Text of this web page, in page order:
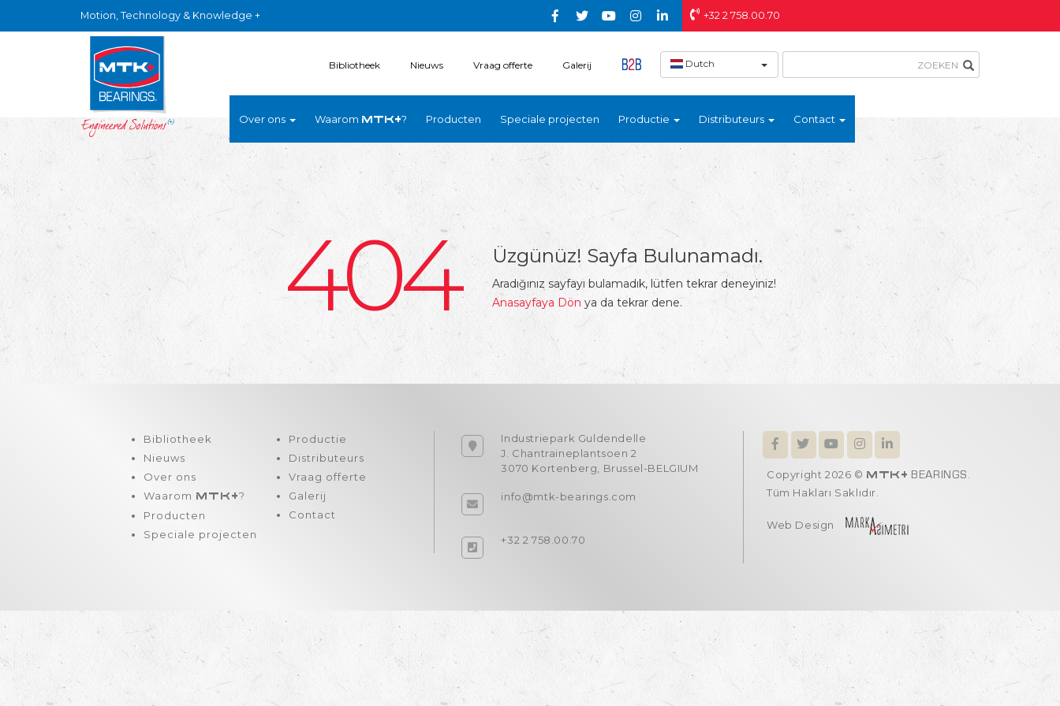
Motion, Technology & Knowledge + +32 2 758.00.70
Bibliotheek Nieuws Vraag offerte Galerij Dutch
Over ons Waarom MTK+? Producten Speciale projecten Productie Distributeurs Contact
404 Üzgünüz! Sayfa Bulunamadı.
Aradığınız sayfayı bulamadık, lütfen tekrar deneyiniz!
Anasayfaya Dön ya da tekrar dene.
Bibliotheek
Nieuws
Over ons
Waarom MTK+?
Producten
Speciale projecten
Productie
Distributeurs
Vraag offerte
Galerij
Contact
Industriepark Guldendelle
J. Chantraineplantsoen 2
3070 Kortenberg, Brussel-BELGIUM
info@mtk-bearings.com
+32 2 758.00.70
Copyright 2026 © MTK+ BEARINGS
Tüm Hakları Saklıdır.
Web Design